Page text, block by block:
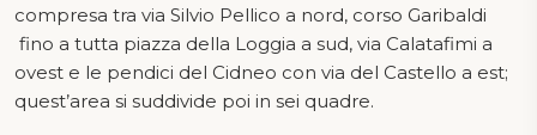
compresa tra via Silvio Pellico a nord, corso Garibaldi
fino a tutta piazza della Loggia a sud, via Calatafimi a
ovest e le pendici del Cidneo con via del Castello a est;
quest’area si suddivide poi in sei quadre.